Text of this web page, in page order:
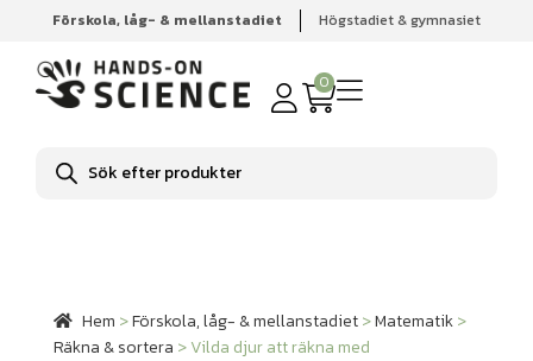
Förskola, låg- & mellanstadiet Högstadiet & gymnasiet
0
Produktsökning
Hem Förskola, låg- & mellanstadiet Matematik
Räkna
& sortera
Vilda djur att räkna med
Hem >Förskola, låg- & mellanstadiet>Matematik>
Räkna & sortera >Vilda djur att räkna med